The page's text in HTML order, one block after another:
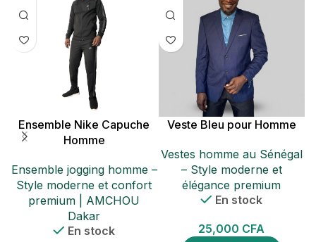
Ensemble Nike Capuche
Homme
Ensemble jogging homme –
Style moderne et confort
premium | AMCHOU
Dakar
En stock
Veste Bleu pour Homme
Vestes homme au Sénégal
– Style moderne et
élégance premium
En stock
25,000 CFA